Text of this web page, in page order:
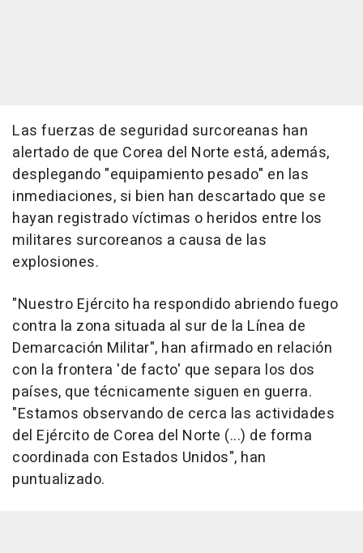
Las fuerzas de seguridad surcoreanas han
alertado de que Corea del Norte está, además,
desplegando "equipamiento pesado" en las
inmediaciones, si bien han descartado que se
hayan registrado víctimas o heridos entre los
militares surcoreanos a causa de las
explosiones.
"Nuestro Ejército ha respondido abriendo fuego
contra la zona situada al sur de la Línea de
Demarcación Militar", han afirmado en relación
con la frontera 'de facto' que separa los dos
países, que técnicamente siguen en guerra.
"Estamos observando de cerca las actividades
del Ejército de Corea del Norte (...) de forma
coordinada con Estados Unidos", han
puntualizado.